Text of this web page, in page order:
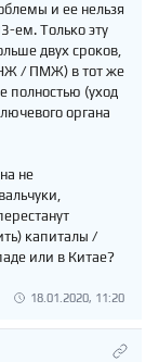
и ее нельзя
ем. Только эту
двух сроков,
/ ПМЖ) в тот же
полностью (уход
органа
не
капиталы /
или в Китае?
18.01.2020, 11:20